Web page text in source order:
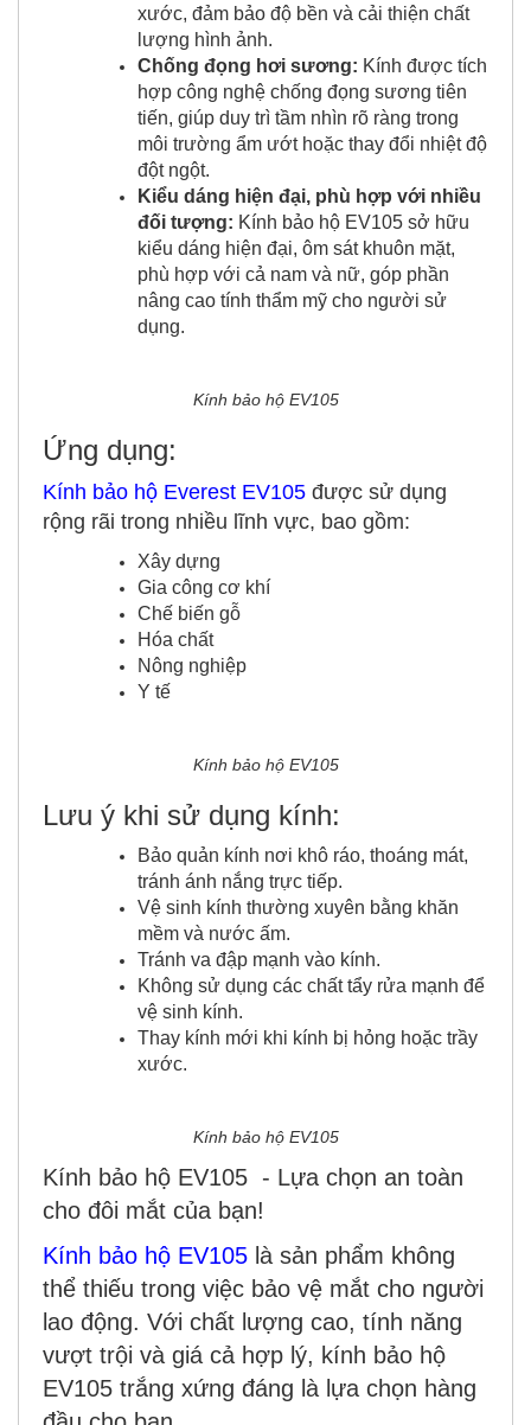
xước, đảm bảo độ bền và cải thiện chất
lượng hình ảnh.
Chống đọng hơi sương: Kính được tích
hợp công nghệ chống đọng sương tiên
tiến, giúp duy trì tầm nhìn rõ ràng trong
môi trường ẩm ướt hoặc thay đổi nhiệt độ
đột ngột.
Kiểu dáng hiện đại, phù hợp với nhiều
đối tượng: Kính bảo hộ EV105 sở hữu
kiểu dáng hiện đại, ôm sát khuôn mặt,
phù hợp với cả nam và nữ, góp phần
nâng cao tính thẩm mỹ cho người sử
dụng.
Kính bảo hộ EV105
Ứng dụng:
Kính bảo hộ Everest EV105 được sử dụng
rộng rãi trong nhiều lĩnh vực, bao gồm:
Xây dựng
Gia công cơ khí
Chế biến gỗ
Hóa chất
Nông nghiệp
Y tế
Kính bảo hộ EV105
Lưu ý khi sử dụng kính:
Bảo quản kính nơi khô ráo, thoáng mát,
tránh ánh nắng trực tiếp.
Vệ sinh kính thường xuyên bằng khăn
mềm và nước ấm.
Tránh va đập mạnh vào kính.
Không sử dụng các chất tẩy rửa mạnh để
vệ sinh kính.
Thay kính mới khi kính bị hỏng hoặc trầy
xước.
Kính bảo hộ EV105
Kính bảo hộ EV105 - Lựa chọn an toàn
cho đôi mắt của bạn!
Kính bảo hộ EV105 là sản phẩm không
thể thiếu trong việc bảo vệ mắt cho người
lao động. Với chất lượng cao, tính năng
vượt trội và giá cả hợp lý, kính bảo hộ
EV105 trắng xứng đáng là lựa chọn hàng